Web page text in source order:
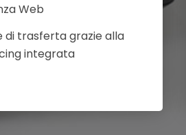
Web
di trasferta grazie alla
integrata